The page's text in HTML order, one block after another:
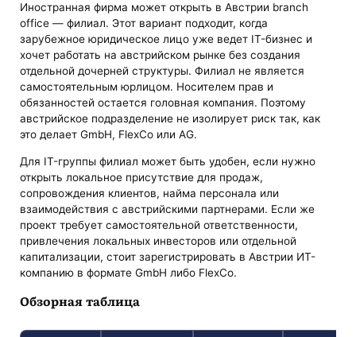
Иностранная фирма может открыть в Австрии branch
office — филиал. Этот вариант подходит, когда
зарубежное юридическое лицо уже ведет IT-бизнес и
хочет работать на австрийском рынке без создания
отдельной дочерней структуры. Филиал не является
самостоятельным юрлицом. Носителем прав и
обязанностей остается головная компания. Поэтому
австрийское подразделение не изолирует риск так, как
это делает GmbH, FlexCo или AG.
Для IT-группы филиал может быть удобен, если нужно
открыть локальное присутствие для продаж,
сопровождения клиентов, найма персонала или
взаимодействия с австрийскими партнерами. Если же
проект требует самостоятельной ответственности,
привлечения локальных инвесторов или отдельной
капитализации, стоит зарегистрировать в Австрии ИТ-
компанию в формате GmbH либо FlexCo.
Обзорная таблица